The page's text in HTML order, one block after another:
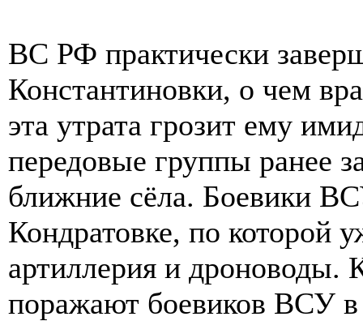
ВС РФ практически
Константиновки, о чем
эта утрата грозит ему
передовые группы ранее
ближние сёла. Боевики
Кондратовке, по которой
артиллерия и дроноводы.
поражают боевиков ВСУ